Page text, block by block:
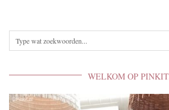
WELKOM OP